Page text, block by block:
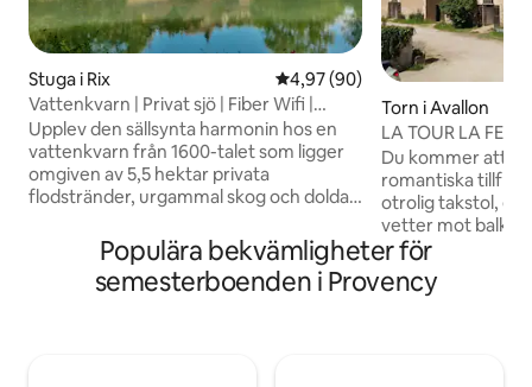
Stuga i Rix 4,97 av 5 i genomsnittligt
4,97 (90)
Vattenkvarn | Privat sjö | Fiber Wifi |
Burgund
Upplev den sällsynta harmonin hos en
vattenkvarn från 1600-talet som ligger
omgiven av 5,5 hektar privata
flodstränder, urgammal skog och dolda
utformad för dem som söker lugn och
ro, där det mjuka ljudet av vattnet
ersätter världens buller. Detta historiska
Torn i Avallon
LA TOUR LA
POOL - BASTU -
Du kommer att
romantiska
otrolig takstol, ett
vetter mot
betesmarkerna
att hämta i en
Välkommen till
Populära bekvämligheter för
semesterboenden i Provency